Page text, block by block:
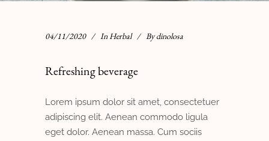
04/11/2020 InHerbal By dinolosa
Refreshing beverage
Lorem ipsum dolor sit amet, consectetuer
adipiscing elit. Aenean commodo ligula
eget dolor. Aenean massa. Cum sociis